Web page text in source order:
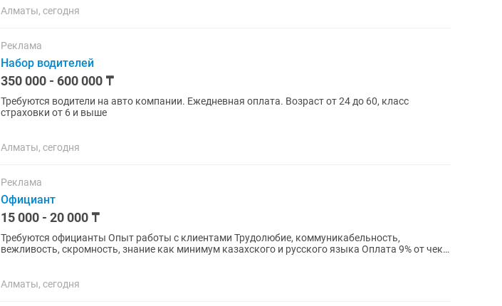
Алматы, сегодня
Реклама
Набор водителей
350 000 - 600 000 ₸
Требуются водители на авто компании. Ежедневная оплата. Возраст от 24 до 60, класс
страховки от 6 и выше
Алматы, сегодня
Реклама
Официант
15 000 - 20 000 ₸
Требуются официанты Опыт работы с клиентами Трудолюбие, коммуникабельность,
вежливость, скромность, знание как минимум казахского и русского языка Оплата 9% от чека
Алматы, сегодня